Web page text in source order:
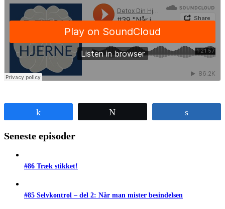
Seneste episoder
#86 Træk stikket!
#85 Selvkontrol – del 2: Når man mister besindelsen